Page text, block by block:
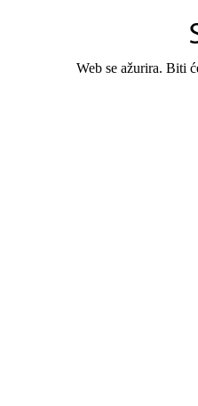
Web se ažurira. Biti